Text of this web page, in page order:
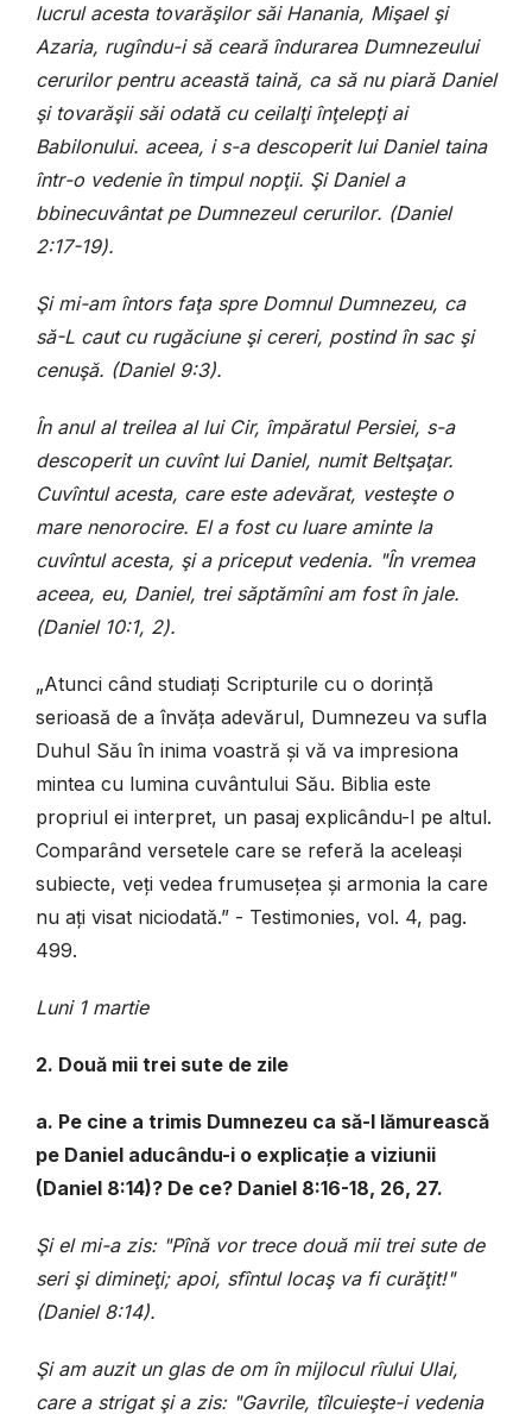
lucrul acesta tovarăşilor săi Hanania, Mişaelşi
Azaria, rugîndu-i să ceară îndurarea Dumnezeului
cerurilor pentru această taină, ca să nu piară Daniel
şi tovarăşii săi odată cu ceilalţiînţelepţi ai
Babilonului. aceea, i s-a descoperit lui Daniel taina
într-o vedenieîn timpul nopţii. Şi Daniel a
bbinecuvântat pe Dumnezeul cerurilor. (Daniel
2:17-19).
Şi mi-am întors faţa spre Domnul Dumnezeu, ca
să-L caut cu rugăciune şi cereri, postind în sac şi
cenuşă. (Daniel 9:3).
În anul al treilea al lui Cir, împăratul Persiei, s-a
descoperit un cuvînt lui Daniel, numit Beltşaţar.
Cuvîntul acesta, care este adevărat, vesteşte o
mare nenorocire. El a fost cu luare aminte la
cuvîntul acesta, şi a priceput vedenia. "În vremea
aceea, eu, Daniel, trei săptămîni am fost în jale.
(Daniel 10:1, 2).
„Atunci când studiați Scripturile cu o dorință
serioasă de a învăța adevărul, Dumnezeu va sufla
Duhul Său în inima voastră și vă va impresiona
mintea cu lumina cuvântului Său. Biblia este
propriul ei interpret, un pasaj explicându-l pe altul.
Comparând versetele care se referă la aceleași
subiecte, veți vedea frumusețea și armonia la care
nu ați visat niciodată.” - Testimonies, vol. 4, pag.
499.
Luni 1 martie
2. Două mii trei sute de zile
a. Pe cine a trimis Dumnezeu ca să-l lămurească
pe Daniel aducându-i o explicație a viziunii
(Daniel 8:14)? De ce? Daniel 8:16-18, 26, 27.
Şi el mi-a zis: "Pînă vor trece două mii trei sute de
seri şi dimineţi; apoi, sfîntul locaş va fi curăţit!"
(Daniel 8:14).
Şi am auzit un glas de om în mijlocul rîului Ulai,
care a strigat şi a zis: "Gavrile, tîlcuieşte-i vedenia